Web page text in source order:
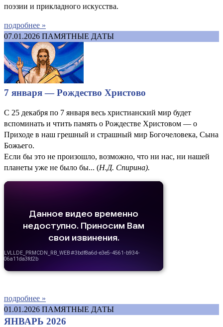
поэзии и прикладного искусства.
подробнее »
07.01.2026 ПАМЯТНЫЕ ДАТЫ
7 января — Рождество Христово
С 25 декабря по 7 января весь христианский мир будет
вспоминать и чтить память о Рожде­стве Христовом — о
Приходе в наш грешный и страшный мир Богочеловека, Сына
Божьего.
Если бы это не произошло, возможно, что ни нас, ни нашей
планеты уже не было бы... (Н.Д. Спирина).
подробнее »
01.01.2026 ПАМЯТНЫЕ ДАТЫ
ЯНВАРЬ 2026